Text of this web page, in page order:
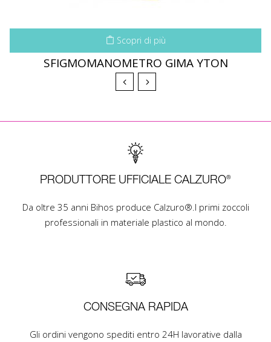
Scopri di più
SFIGMOMANOMETRO GIMA YTON
PRODUTTORE UFFICIALE CALZURO®
Da oltre 35 anni Bihos produce Calzuro®.I primi zoccoli
professionali in materiale plastico al mondo.
CONSEGNA RAPIDA
Gli ordini vengono spediti entro 24H lavorative dalla